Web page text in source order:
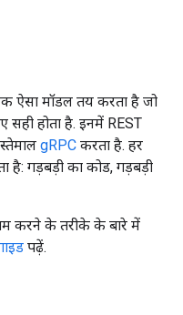
ऐसा मॉडल तय करता है जो
सही होता है. इनमें REST
gRPC करता है. हर
है: गड़बड़ी का कोड, गड़बड़ी
करने के तरीके के बारे में
पढ़ें.